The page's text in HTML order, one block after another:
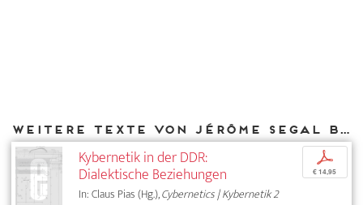
Weitere Texte von Jérôme Segal bei DIAPHANES
Kybernetik in der DDR:
Dialektische Beziehungen
In: Claus Pias (Hg.),Cybernetics | Kybernetik 2
p
€ 14,95